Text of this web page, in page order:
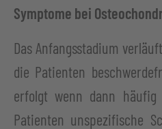
Symptome bei
Das Anfangsstadium
die Patienten
erfolgt wenn dann häufig
Patienten unspezifische